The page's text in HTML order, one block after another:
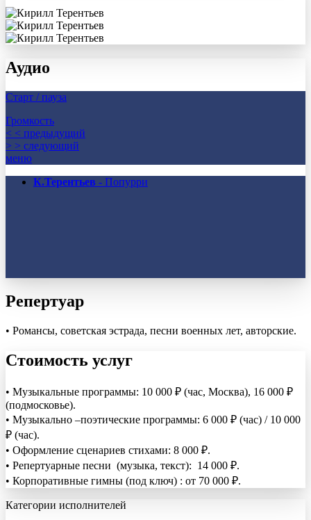
Аудио
Старт / пауза
Громкость
< < предыдущий
> > следующий
меню
К.Терентьев - Попурри
Репертуар
• Романсы, советская эстрада, песни военных лет, авторские.
Стоимость услуг
• Музыкальные программы: 10 000 ₽ (час, Москва), 16 000 ₽
(подмосковье).
• Музыкально –поэтические программы: 6 000 ₽ (час) / 10 000
₽ (час).
• Оформление сценариев стихами: 8 000 ₽.
• Репертуарные песни (музыка, текст): 14 000 ₽.
• Корпоративные гимны (под ключ) : от 70 000 ₽.
Категории исполнителей